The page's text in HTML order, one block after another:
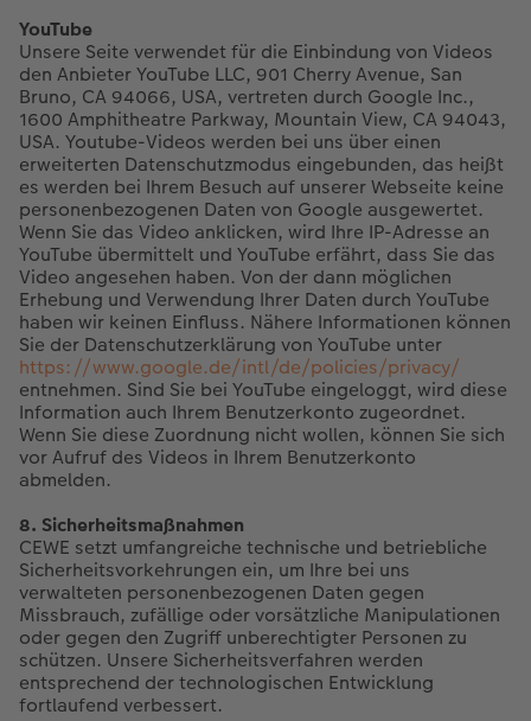
YouTube
Unsere Seite verwendet für die Einbindung von Videos
den Anbieter YouTube LLC, 901 Cherry Avenue, San
Bruno, CA 94066, USA, vertreten durch Google Inc.,
1600 Amphitheatre Parkway, Mountain View, CA 94043,
USA. Youtube-Videos werden bei uns über einen
erweiterten Datenschutzmodus eingebunden, das heißt
es werden bei Ihrem Besuch auf unserer Webseite keine
personenbezogenen Daten von Google ausgewertet.
Wenn Sie das Video anklicken, wird Ihre IP-Adresse an
YouTube übermittelt und YouTube erfährt, dass Sie das
Video angesehen haben. Von der dann möglichen
Erhebung und Verwendung Ihrer Daten durch YouTube
haben wir keinen Einfluss. Nähere Informationen können
Sie der Datenschutzerklärung von YouTube unter
https://www.google.de/intl/de/policies/privacy/
entnehmen. Sind Sie bei YouTube eingeloggt, wird diese
Information auch Ihrem Benutzerkonto zugeordnet.
Wenn Sie diese Zuordnung nicht wollen, können Sie sich
vor Aufruf des Videos in Ihrem Benutzerkonto
abmelden.
8. Sicherheitsmaßnahmen
CEWE setzt umfangreiche technische und betriebliche
Sicherheitsvorkehrungen ein, um Ihre bei uns
verwalteten personenbezogenen Daten gegen
Missbrauch, zufällige oder vorsätzliche Manipulationen
oder gegen den Zugriff unberechtigter Personen zu
schützen. Unsere Sicherheitsverfahren werden
entsprechend der technologischen Entwicklung
fortlaufend verbessert.